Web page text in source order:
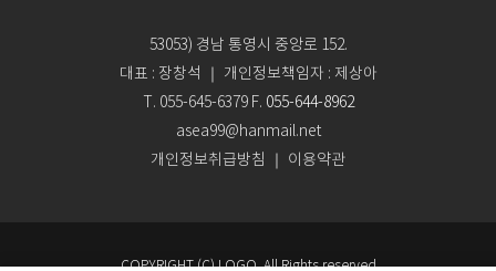
53053) 경남 통영시 중앙로 152.
대표 : 장창석 ｜ 개인정보책임자 : 제상아
T. 055-645-6379 F. 055-644-8962
asea99@hanmail.net
개인정보취급방침
이용약관
COPYRIGHT (C) LOGO. All Rights reserved